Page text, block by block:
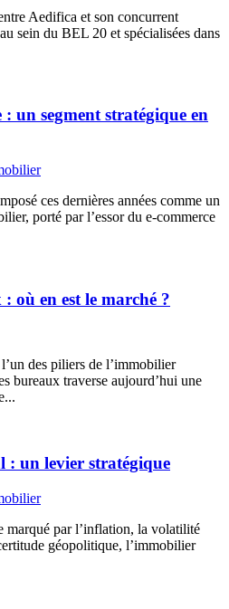
Aedifica et son concurrent
sein du BEL 20 et spécialisées dans
un segment stratégique en
ces dernières années comme un
porté par l’essor du e-commerce
où en est le marché ?
des piliers de l’immobilier
bureaux traverse aujourd’hui une
un levier stratégique
marqué par l’inflation, la volatilité
géopolitique, l’immobilier